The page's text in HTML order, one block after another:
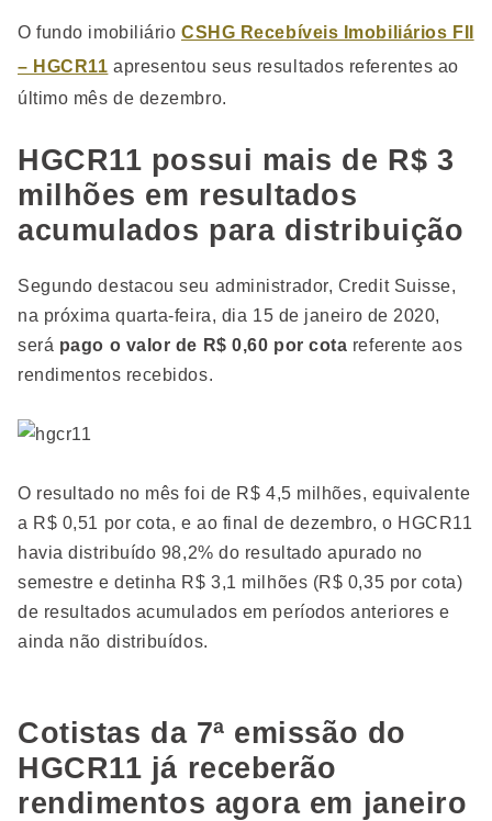
O fundo imobiliário CSHG Recebíveis Imobiliários FII
– HGCR11 apresentou seus resultados referentes ao
último mês de dezembro.
HGCR11 possui mais de R$ 3
milhões em resultados
acumulados para distribuição
Segundo destacou seu administrador, Credit Suisse,
na próxima quarta-feira, dia 15 de janeiro de 2020,
será pago o valor de R$ 0,60 por cota referente aos
rendimentos recebidos.
O resultado no mês foi de R$ 4,5 milhões, equivalente
a R$ 0,51 por cota, e ao final de dezembro, o HGCR11
havia distribuído 98,2% do resultado apurado no
semestre e detinha R$ 3,1 milhões (R$ 0,35 por cota)
de resultados acumulados em períodos anteriores e
ainda não distribuídos.
Cotistas da 7ª emissão do
HGCR11 já receberão
rendimentos agora em janeiro